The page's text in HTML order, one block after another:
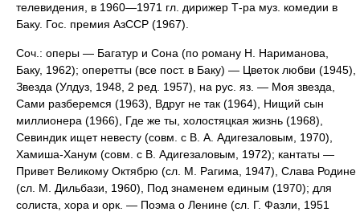
телевидения, в 1960—1971 гл. дирижер Т-ра муз. комедии в
Баку. Гос. премия АзССР (1967).
Соч.: оперы — Багатур и Сона (по роману Н. Нариманова,
Баку, 1962); оперетты (все пост. в Баку) — Цветок любви (1945),
Звезда (Улдуз, 1948, 2 ред. 1957), на рус. яз. — Моя звезда,
Сами разберемся (1963), Вдруг не так (1964), Нищий сын
миллионера (1966), Где же ты, холостяцкая жизнь (1968),
Севиндик ищет невесту (совм. с В. А. Адигезаловым, 1970),
Хамиша-Ханум (совм. с В. Адигезаловым, 1972); кантаты —
Привет Великому Октябрю (сл. М. Рагима, 1947), Слава Родине
(сл. М. Дильбази, 1960), Под знаменем единым (1970); для
солиста, хора и оpк. — Поэма о Ленине (сл. Г. Фазли, 1951